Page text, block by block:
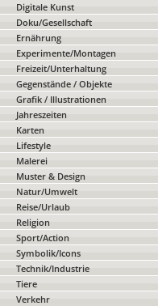
Digitale Kunst
Doku/Gesellschaft
Ernährung
Experimente/Montagen
Freizeit/Unterhaltung
Gegenstände / Objekte
Grafik / Illustrationen
Jahreszeiten
Karten
Lifestyle
Malerei
Muster & Design
Natur/Umwelt
Reise/Urlaub
Religion
Sport/Action
Symbolik/Icons
Technik/Industrie
Tiere
Verkehr